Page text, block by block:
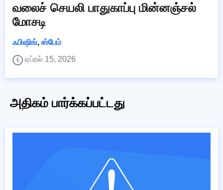
வலைச் செயலி பாதுகாப்பு மின்னஞ்சல்
மோசடி
ஃபிஷிங், ஸ்பேம்
ஏப்ரல் 15, 2026
அதிகம் பார்க்கப்பட்டது